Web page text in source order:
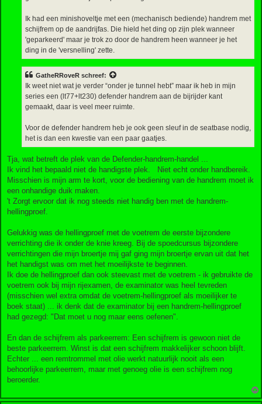
Ik had een minishoveltje met een (mechanisch bediende) handrem met
schijfrem op de aandrijfas. Die hield het ding op zijn plek wanneer
'geparkeerd' maar je trok zo door de handrem heen wanneer je het
ding in de 'versnelling' zette.
GatheRRoveR schreef:
Ik weet niet wat je verder “onder je tunnel hebt” maar ik heb in mijn
series een (lt77+lt230) defender handrem aan de bijrijder kant
gemaakt, daar is veel meer ruimte.
Voor de defender handrem heb je ook geen sleuf in de seatbase nodig,
het is dan een kwestie van een paar gaatjes.
Tja, wat betreft de plek van de Defender-handrem-handel ...
Ik vind het bepaald niet de handigste plek. Niet echt onder handbereik.
Misschien is mijn arm te kort, voor de bediening van de handrem moet ik
een onhandige duik maken.
't Zorgt ervoor dat ik nog steeds niet handig ben met de handrem-
hellingproef.
Gelukkig was de hellingproef met de voetrem de eerste bijzondere
verrichting die ik onder de knie kreeg. Bij de spoedcursus bijzondere
verrichtingen die mijn broertje mij gaf ging mijn broertje ervan uit dat het
het handigst was om met het moeilijkste te beginnen.
Ik doe de hellingproef dan ook steevast met de voetrem - ik gebruikte de
voetrem ook bij mijn rijexamen, de examinator was heel tevreden
(misschien wel extra omdat de voetrem-hellingproef als moeilijker te
boek staat) ... ik denk dat de examinator bij een handrem-hellingproef
had gezegd: "Dat moet u nog maar eens oefenen".
En dan de schijfrem als parkeerrem: Een schijfrem is gewoon niet de
beste parkeerrem. Winst is dat een schijfrem makkelijker schoon blijft.
Echter ... een remtrommel met olie werkt natuurlijk nooit als een
behoorlijke parkeerrem, maar met genoeg olie is een schijfrem nog
beroerder.